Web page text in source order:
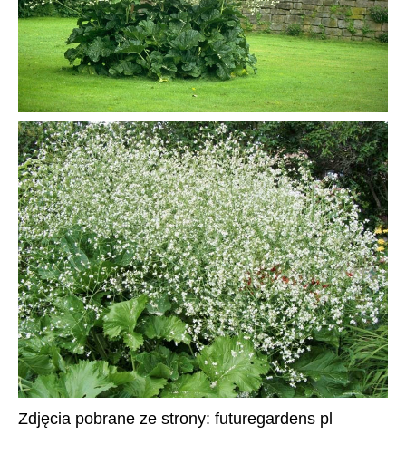
Zdjęcia pobrane ze strony: futuregardens pl